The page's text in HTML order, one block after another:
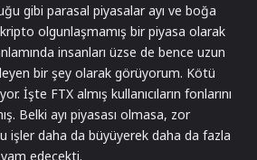
gibi parasal piyasalar ayı ve boğa
olgunlaşmamış bir piyasa olarak
insanları üzse de bence uzun
bir şey olarak görüyorum. Kötü
İşte FTX almış kullanıcıların fonlarını
Belki ayı piyasası olmasa, zor
işler daha da büyüyerek daha da fazla
edecekti.